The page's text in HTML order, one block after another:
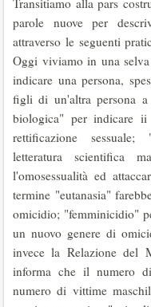
Transitiamo alla pars
parole nuove per
attraverso le seguenti
Oggi viviamo in una
indicare una persona,
figli di un'altra persona a
biologica" per indicare ii
rettificazione
letteratura scientifica
l'omosessualità ed
termine "eutanasia"
omicidio; "femminicidio"
un nuovo genere di
invece la Relazione del
informa che il numero
numero di vittime